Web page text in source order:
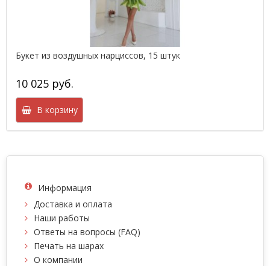
Букет из воздушных нарциссов, 15 штук
10 025 руб.
В корзину
Информация
Доставка и оплата
Наши работы
Ответы на вопросы (FAQ)
Печать на шарах
О компании